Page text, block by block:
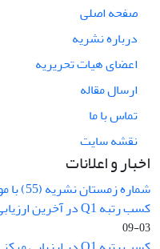
صفحه اصلی
درباره نشریه
اعضای هیات تحریریه
ارسال مقاله
تماس با ما
نقشه سایت
اخبار و اعلانات
شماره زمستان نشریه (55) با موضوع کرونا منتشر شد.
کسب رتبه Q1 در آخرین ارزیابی پایگاه جامع علوم استنادی ...
03-09